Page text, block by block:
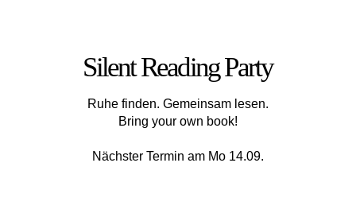
Silent Reading Party
Ruhe finden. Gemeinsam lesen.
Bring your own book!
Nächster Termin am Mo 14.09.